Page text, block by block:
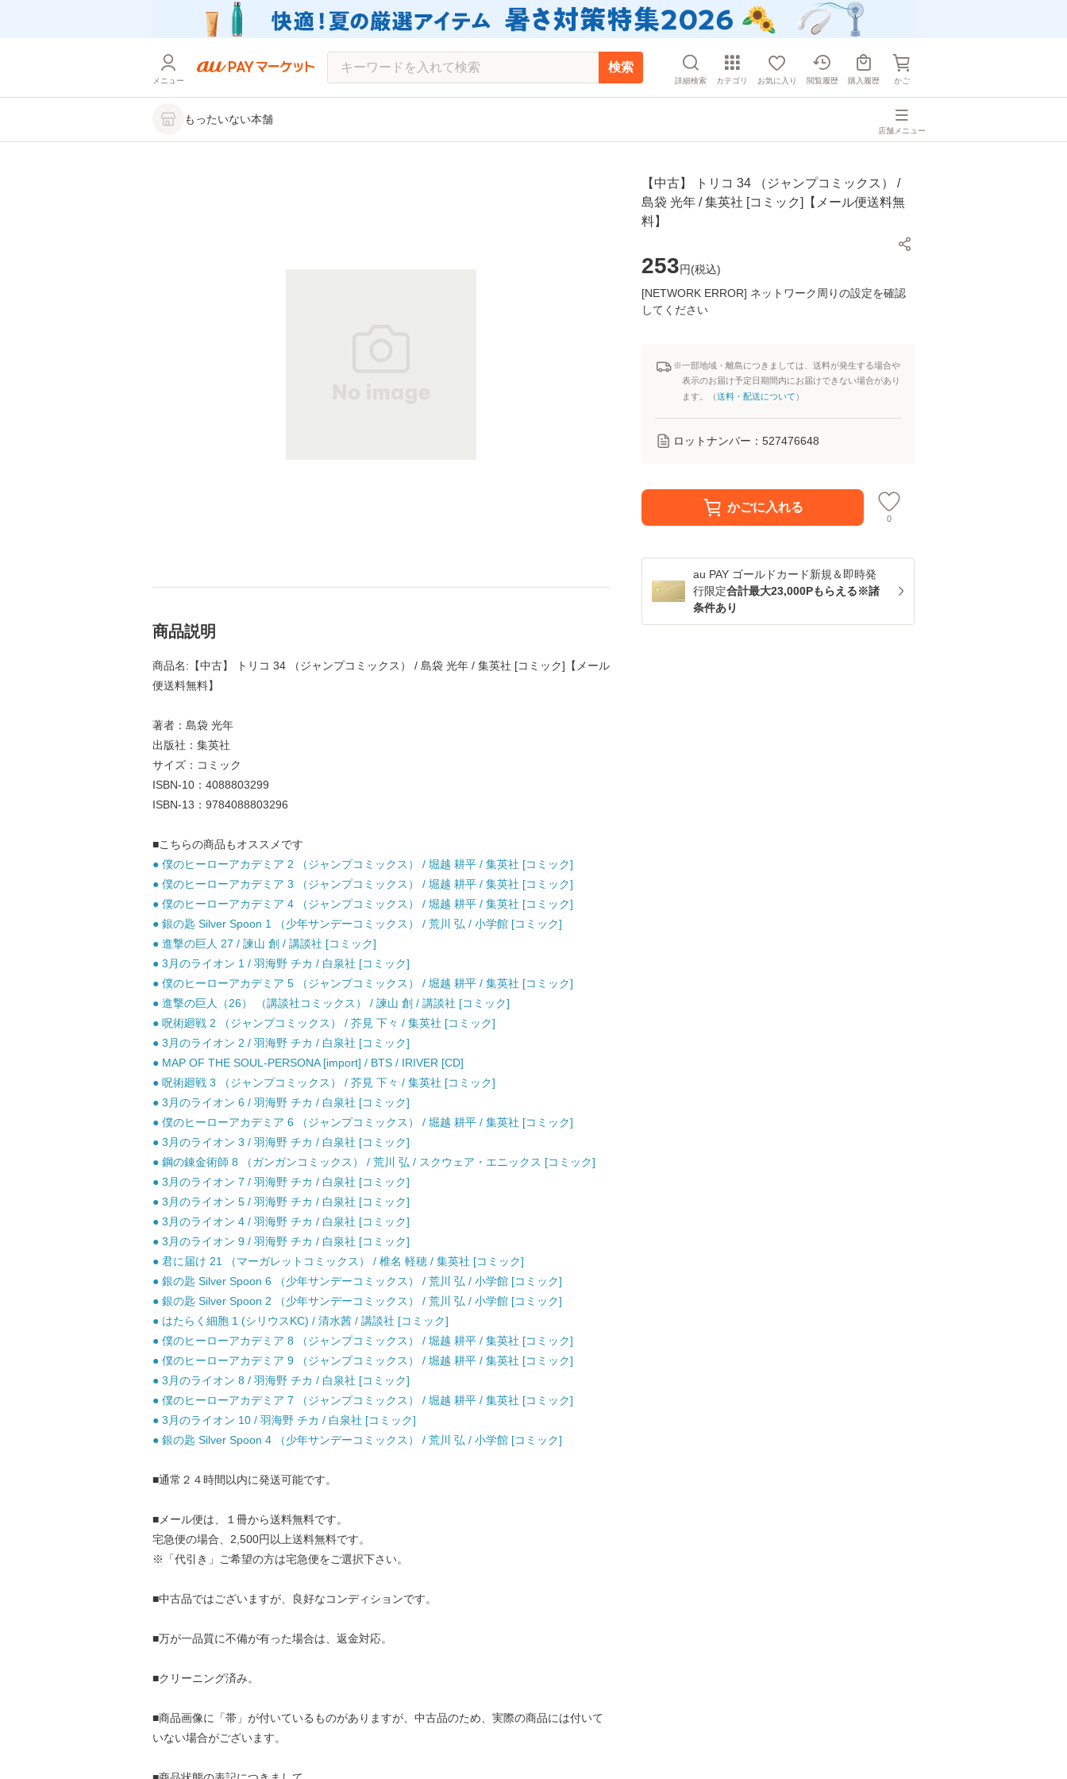
メニュー
検索
詳細検索 カテゴリ お気に入り 閲覧履歴 購入履歴 かご
もったいない本舗
店舗メニュー
【中古】 トリコ 34 （ジャンプコミックス） /
島袋 光年 / 集英社 [コミック]【メール便送料無
料】
253円(税込)
[NETWORK ERROR] ネットワーク周りの設定を確認
してください
※一部地域・離島につきましては、送料が発生する場合や
表示のお届け予定日期間内にお届けできない場合があり
ます。（送料・配送について ）
ロットナンバー： 527476648
かごに入れる
0
au PAY ゴールドカード新規＆即時発
行限定合計最大23,000Pもらえる※諸
条件あり
商品説明
商品名:【中古】 トリコ 34 （ジャンプコミックス） / 島袋 光年 / 集英社 [コミック]【メール
便送料無料】
著者：島袋 光年
出版社：集英社
サイズ：コミック
ISBN-10：4088803299
ISBN-13：9784088803296
■こちらの商品もオススメです
● 僕のヒーローアカデミア 2 （ジャンプコミックス） / 堀越 耕平 / 集英社 [コミック]
● 僕のヒーローアカデミア 3 （ジャンプコミックス） / 堀越 耕平 / 集英社 [コミック]
● 僕のヒーローアカデミア 4 （ジャンプコミックス） / 堀越 耕平 / 集英社 [コミック]
● 銀の匙 Silver Spoon 1 （少年サンデーコミックス） / 荒川 弘 / 小学館 [コミック]
● 進撃の巨人 27 / 諫山 創 / 講談社 [コミック]
● 3月のライオン 1 / 羽海野 チカ / 白泉社 [コミック]
● 僕のヒーローアカデミア 5 （ジャンプコミックス） / 堀越 耕平 / 集英社 [コミック]
● 進撃の巨人（26） （講談社コミックス） / 諫山 創 / 講談社 [コミック]
● 呪術廻戦 2 （ジャンプコミックス） / 芥見 下々 / 集英社 [コミック]
● 3月のライオン 2 / 羽海野 チカ / 白泉社 [コミック]
● MAP OF THE SOUL-PERSONA [import] / BTS / IRIVER [CD]
● 呪術廻戦 3 （ジャンプコミックス） / 芥見 下々 / 集英社 [コミック]
● 3月のライオン 6 / 羽海野 チカ / 白泉社 [コミック]
● 僕のヒーローアカデミア 6 （ジャンプコミックス） / 堀越 耕平 / 集英社 [コミック]
● 3月のライオン 3 / 羽海野 チカ / 白泉社 [コミック]
● 鋼の錬金術師 8 （ガンガンコミックス） / 荒川 弘 / スクウェア・エニックス [コミック]
● 3月のライオン 7 / 羽海野 チカ / 白泉社 [コミック]
● 3月のライオン 5 / 羽海野 チカ / 白泉社 [コミック]
● 3月のライオン 4 / 羽海野 チカ / 白泉社 [コミック]
● 3月のライオン 9 / 羽海野 チカ / 白泉社 [コミック]
● 君に届け 21 （マーガレットコミックス） / 椎名 軽穂 / 集英社 [コミック]
● 銀の匙 Silver Spoon 6 （少年サンデーコミックス） / 荒川 弘 / 小学館 [コミック]
● 銀の匙 Silver Spoon 2 （少年サンデーコミックス） / 荒川 弘 / 小学館 [コミック]
● はたらく細胞 1 (シリウスKC) / 清水茜 / 講談社 [コミック]
● 僕のヒーローアカデミア 8 （ジャンプコミックス） / 堀越 耕平 / 集英社 [コミック]
● 僕のヒーローアカデミア 9 （ジャンプコミックス） / 堀越 耕平 / 集英社 [コミック]
● 3月のライオン 8 / 羽海野 チカ / 白泉社 [コミック]
● 僕のヒーローアカデミア 7 （ジャンプコミックス） / 堀越 耕平 / 集英社 [コミック]
● 3月のライオン 10 / 羽海野 チカ / 白泉社 [コミック]
● 銀の匙 Silver Spoon 4 （少年サンデーコミックス） / 荒川 弘 / 小学館 [コミック]
■通常２４時間以内に発送可能です。
■メール便は、１冊から送料無料です。
宅急便の場合、2,500円以上送料無料です。
※「代引き」ご希望の方は宅急便をご選択下さい。
■中古品ではございますが、良好なコンディションです。
■万が一品質に不備が有った場合は、返金対応。
■クリーニング済み。
■商品画像に「帯」が付いているものがありますが、中古品のため、実際の商品には付いて
いない場合がございます。